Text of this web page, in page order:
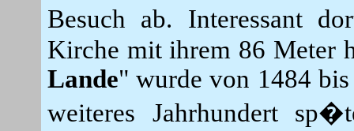
Besuch ab. Interessant
Kirche mit ihrem 86 Meter
Lande" wurde von 1484
weiteres Jahrhundert